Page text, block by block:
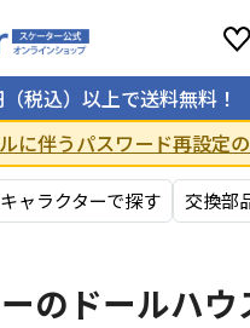
税込）以上で送料無料！
に伴うパスワード再設定
キャラクターで探す 交換部
のドールハウ